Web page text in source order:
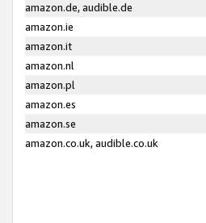
amazon.de, audible.de
amazon.ie
amazon.it
amazon.nl
amazon.pl
amazon.es
amazon.se
amazon.co.uk, audible.co.uk